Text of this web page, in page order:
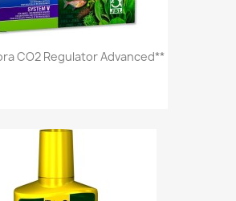
CO2 Regulator Advanced**